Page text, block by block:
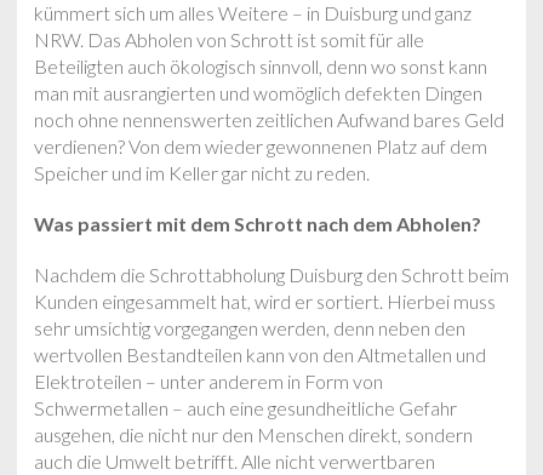
kümmert sich um alles Weitere – in Duisburg und ganz
NRW. Das Abholen von Schrott ist somit für alle
Beteiligten auch ökologisch sinnvoll, denn wo sonst kann
man mit ausrangierten und womöglich defekten Dingen
noch ohne nennenswerten zeitlichen Aufwand bares Geld
verdienen? Von dem wieder gewonnenen Platz auf dem
Speicher und im Keller gar nicht zu reden.
Was passiert mit dem Schrott nach dem Abholen?
Nachdem die Schrottabholung Duisburg den Schrott beim
Kunden eingesammelt hat, wird er sortiert. Hierbei muss
sehr umsichtig vorgegangen werden, denn neben den
wertvollen Bestandteilen kann von den Altmetallen und
Elektroteilen – unter anderem in Form von
Schwermetallen – auch eine gesundheitliche Gefahr
ausgehen, die nicht nur den Menschen direkt, sondern
auch die Umwelt betrifft. Alle nicht verwertbaren